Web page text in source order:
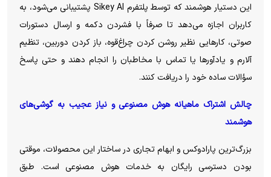
این دستیار هوشمند که توسط پلتفرم Sikey AI پشتیبانی می‌شود، به
کاربران اجازه می‌دهد تا صرفاً با فشردن دکمه و ارسال دستورات
صوتی، کار‌هایی نظیر روشن کردن چراغ‌قوه، باز کردن دوربین، تنظیم
آلارم و یادآور‌ها یا تماس با مخاطبان را انجام دهند و حتی پاسخ
سؤالات ساده خود را دریافت کنند.
چالش اشتراک ماهیانه هوش مصنوعی و نیاز عجیب به گوشی‌های
هوشمند
بزرگ‌ترین پارادوکس و ابهام تجاری در ساختار این محصولات، موقتی
بودن دسترسی رایگان به خدمات هوش مصنوعی است. طبق